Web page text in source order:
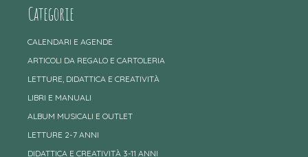
Categorie
CALENDARI E AGENDE
ARTICOLI DA REGALO E CARTOLERIA
LETTURE, DIDATTICA E CREATIVITÀ
LIBRI E MANUALI
ALBUM MUSICALI E OUTLET
LETTURE 2-7 ANNI
DIDATTICA E CREATIVITÀ 3-11 ANNI